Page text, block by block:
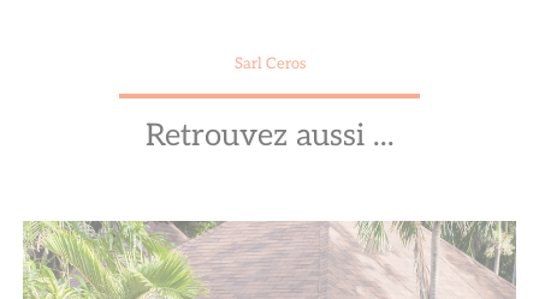
Sarl Ceros
Retrouvez aussi ...